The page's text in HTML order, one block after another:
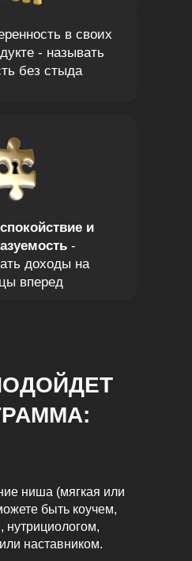
в своих
- называть
без стыда
спокойствие и
-
доходы на
вперед
ниша (мягкая или
быть коучем,
нутрициологом,
наставником.